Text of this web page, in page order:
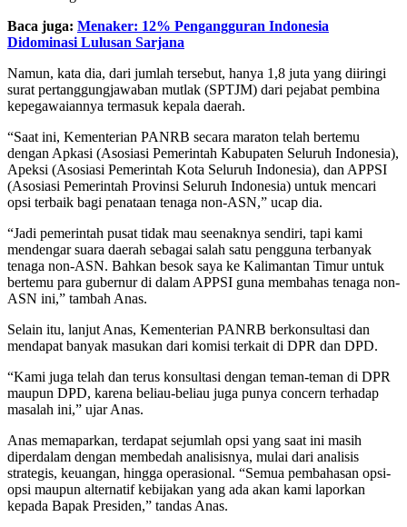
Baca juga: Menaker: 12% Pengangguran Indonesia
Didominasi Lulusan Sarjana
Namun, kata dia, dari jumlah tersebut, hanya 1,8 juta yang diiringi
surat pertanggungjawaban mutlak (SPTJM) dari pejabat pembina
kepegawaiannya termasuk kepala daerah.
“Saat ini, Kementerian PANRB secara maraton telah bertemu
dengan Apkasi (Asosiasi Pemerintah Kabupaten Seluruh Indonesia),
Apeksi (Asosiasi Pemerintah Kota Seluruh Indonesia), dan APPSI
(Asosiasi Pemerintah Provinsi Seluruh Indonesia) untuk mencari
opsi terbaik bagi penataan tenaga non-ASN,” ucap dia.
“Jadi pemerintah pusat tidak mau seenaknya sendiri, tapi kami
mendengar suara daerah sebagai salah satu pengguna terbanyak
tenaga non-ASN. Bahkan besok saya ke Kalimantan Timur untuk
bertemu para gubernur di dalam APPSI guna membahas tenaga non-
ASN ini,” tambah Anas.
Selain itu, lanjut Anas, Kementerian PANRB berkonsultasi dan
mendapat banyak masukan dari komisi terkait di DPR dan DPD.
“Kami juga telah dan terus konsultasi dengan teman-teman di DPR
maupun DPD, karena beliau-beliau juga punya concern terhadap
masalah ini,” ujar Anas.
Anas memaparkan, terdapat sejumlah opsi yang saat ini masih
diperdalam dengan membedah analisisnya, mulai dari analisis
strategis, keuangan, hingga operasional. “Semua pembahasan opsi-
opsi maupun alternatif kebijakan yang ada akan kami laporkan
kepada Bapak Presiden,” tandas Anas.